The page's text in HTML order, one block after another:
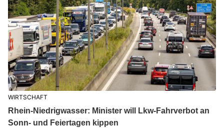
WIRTSCHAFT
Rhein-Niedrigwasser: Minister will Lkw-Fahrverbot an
Sonn- und Feiertagen kippen